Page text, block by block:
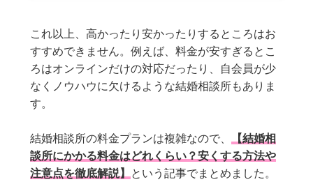
これ以上、高かったり安かったりするところはお
すすめできません。例えば、料金が安すぎるとこ
ろはオンラインだけの対応だったり、自会員が少
なくノウハウに欠けるような結婚相談所もありま
す。
結婚相談所の料金プランは複雑なので、
【結婚相
談所にかかる料金はどれくらい？安くする方法や
注意点を徹底解説】
という記事でまとめました。